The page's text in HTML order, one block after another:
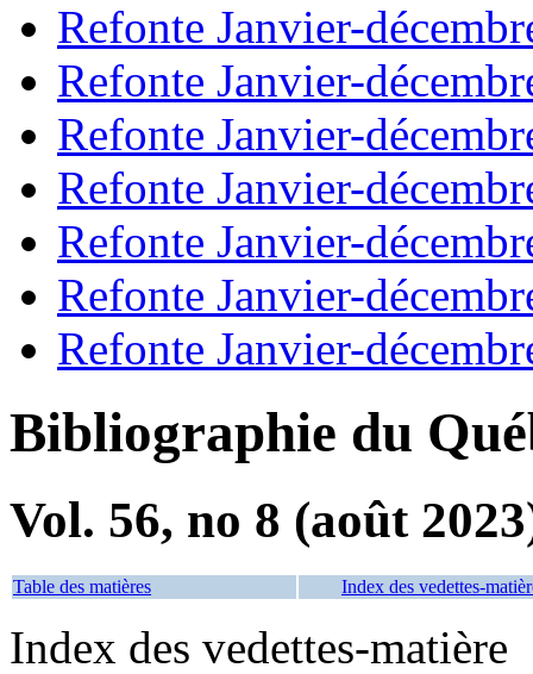
Refonte Janvier-
Refonte Janvier-
Refonte Janvier-
Refonte Janvier-
Refonte Janvier-
Refonte Janvier-
Refonte Janvier-
Bibliographie du
Vol. 56, no 8 (août
Table des matières Index des vedettes-
Index des vedettes-matière